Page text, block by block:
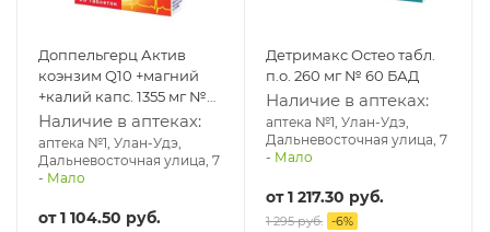
Доппельгерц Актив
коэнзим Q10 +магний
+калий капс. 1355 мг №
30 БАД
Наличие в аптеках:
аптека №1, Улан-Удэ,
Дальневосточная улица, 7
- Мало
от1 104.50 руб.
Детримакс Остео табл.
п.о. 260 мг № 60 БАД
Наличие в аптеках:
аптека №1, Улан-Удэ,
Дальневосточная улица, 7
- Мало
от1 217.30 руб.
1 295 руб. -6%